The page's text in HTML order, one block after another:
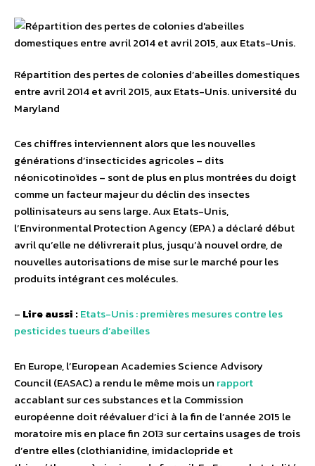
Répartition des pertes de colonies d’abeilles domestiques
entre avril 2014 et avril 2015, aux Etats-Unis.université du
Maryland
Ces chiffres interviennent alors que les nouvelles
générations d’insecticides agricoles – dits
néonicotinoïdes – sont de plus en plus montrées du doigt
comme un facteur majeur du déclin des insectes
pollinisateurs au sens large. Aux Etats-Unis,
l’Environmental Protection Agency (EPA) a déclaré début
avril qu’elle ne délivrerait plus, jusqu’à nouvel ordre, de
nouvelles autorisations de mise sur le marché pour les
produits intégrant ces molécules.
– Lire aussi :Etats-Unis : premières mesures contre les
pesticides tueurs d’abeilles
En Europe, l’European Academies Science Advisory
Council (EASAC) a rendu le même mois un rapport
accablant sur ces substances et la Commission
européenne doit réévaluer d’ici à la fin de l’année 2015 le
moratoire mis en place fin 2013 sur certains usages de trois
d’entre elles (clothianidine, imidaclopride et